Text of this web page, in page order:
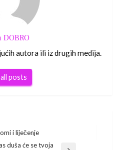
DOBRO
autora ili iz drugih medija.
posts
i liječenje
duša će se tvoja